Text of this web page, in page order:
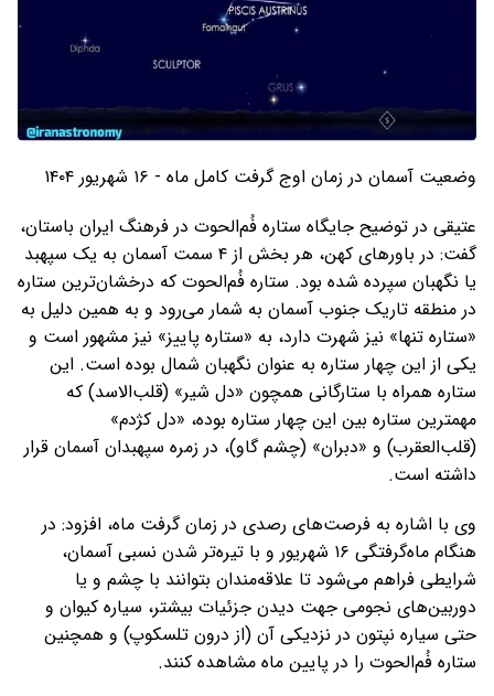
وضعیت آسمان در زمان اوج گرفت کامل ماه - ۱۶ شهریور ۱۴۰۴
عتیقی در توضیح جایگاه ستاره فُم‌الحوت در فرهنگ ایران باستان،
گفت: در باورهای کهن، هر بخش از ۴ سمت آسمان به یک سپهبد
یا نگهبان سپرده شده بود. ستاره فُم‌الحوت که درخشان‌ترین ستاره
در منطقه تاریک جنوب آسمان به شمار می‌رود و به همین دلیل به
«ستاره تنها» نیز شهرت دارد، به «ستاره پاییز» نیز مشهور است و
یکی از این چهار ستاره به عنوان نگهبان شمال بوده است. این
ستاره همراه با ستارگانی همچون «دل شیر» (قلب‌الاسد) که
مهمترین ستاره بین این چهار ستاره بوده، «دل کژدم»
(قلب‌العقرب) و «دبران» (چشم گاو)، در زمره سپهبدان آسمان قرار
داشته است.
وی با اشاره به فرصت‌های رصدی در زمان گرفت ماه، افزود: در
هنگام ماه‌گرفتگی ۱۶ شهریور و با تیره‌تر شدن نسبی آسمان،
شرایطی فراهم می‌شود تا علاقه‌مندان بتوانند با چشم و یا
دوربین‌های نجومی جهت دیدن جزئیات بیشتر، سیاره کیوان و
حتی سیاره نپتون در نزدیکی آن (از درون تلسکوپ) و همچنین
ستاره فُم‌الحوت را در پایین ماه مشاهده کنند.